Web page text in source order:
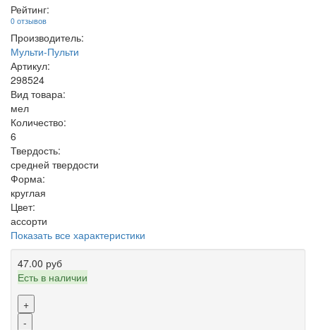
Рейтинг:
0 отзывов
Производитель:
Мульти-Пульти
Артикул:
298524
Вид товара:
мел
Количество:
6
Твердость:
средней твердости
Форма:
круглая
Цвет:
ассорти
Показать все характеристики
47.00 руб
Есть в наличии
+
-